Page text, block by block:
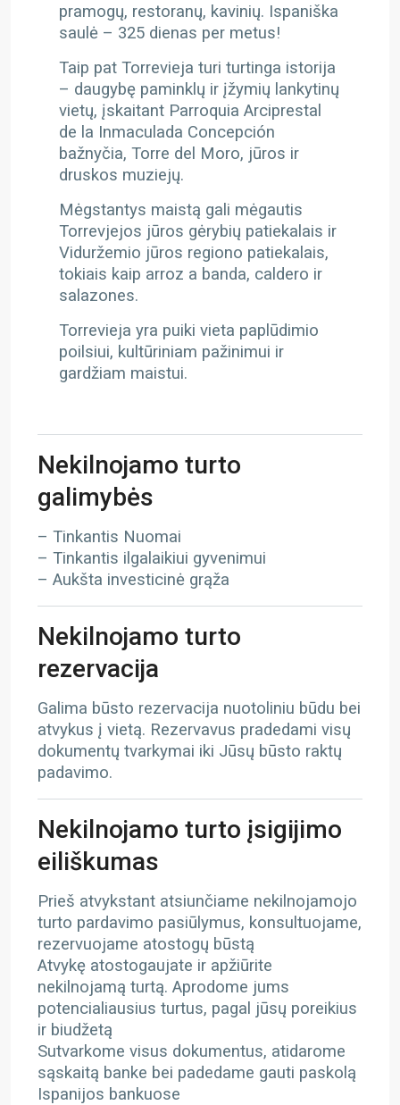
pramogų, restoranų, kavinių. Ispaniška
saulė – 325 dienas per metus!
Taip pat Torrevieja turi turtinga istorija
– daugybę paminklų ir įžymių lankytinų
vietų, įskaitant Parroquia Arciprestal
de la Inmaculada Concepción
bažnyčia, Torre del Moro, jūros ir
druskos muziejų.
Mėgstantys maistą gali mėgautis
Torrevjejos jūros gėrybių patiekalais ir
Viduržemio jūros regiono patiekalais,
tokiais kaip arroz a banda, caldero ir
salazones.
Torrevieja yra puiki vieta paplūdimio
poilsiui, kultūriniam pažinimui ir
gardžiam maistui.
Nekilnojamo turto
galimybės
– Tinkantis Nuomai
– Tinkantis ilgalaikiui gyvenimui
– Aukšta investicinė grąža
Nekilnojamo turto
rezervacija
Galima būsto rezervacija nuotoliniu būdu bei
atvykus į vietą. Rezervavus pradedami visų
dokumentų tvarkymai iki Jūsų būsto raktų
padavimo.
Nekilnojamo turto įsigijimo
eiliškumas
Prieš atvykstant atsiunčiame nekilnojamojo
turto pardavimo pasiūlymus, konsultuojame,
rezervuojame atostogų būstą
Atvykę atostogaujate ir apžiūrite
nekilnojamą turtą. Aprodome jums
potencialiausius turtus, pagal jūsų poreikius
ir biudžetą
Sutvarkome visus dokumentus, atidarome
sąskaitą banke bei padedame gauti paskolą
Ispanijos bankuose